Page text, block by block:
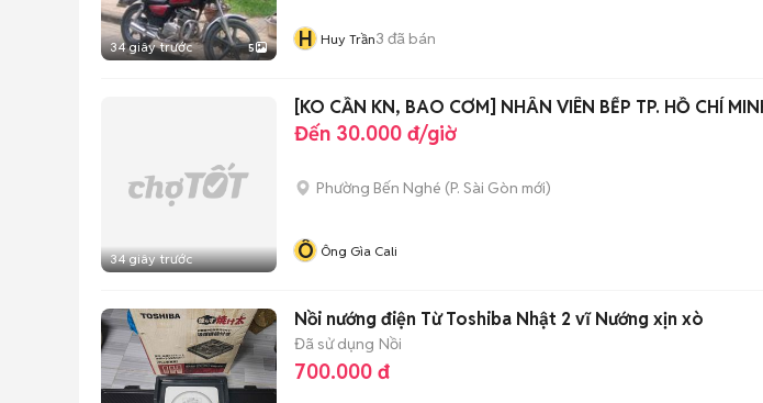
34 giây trước 5 H Huy Trần3 đã bán
34 giây trước
[KO CẦN KN, BAO CƠM] NHÂN VIÊN BẾP TP. HỒ CHÍ
Đến 30.000 đ/giờ
Phường Bến Nghé (P. Sài Gòn mới)
Ô Ông Gìa Cali
Nồi nướng điện Từ Toshiba Nhật 2 vĩ Nướng xịn xò
Đã sử dụng Nồi
700.000 đ